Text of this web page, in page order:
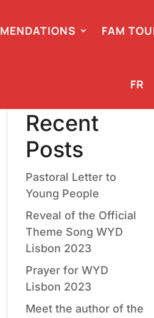
FAM
FR
Recent
Posts
Pastoral Letter to
Young People
Reveal of the Official
Theme Song WYD
Lisbon 2023
Prayer for WYD
Lisbon 2023
Meet the author of the